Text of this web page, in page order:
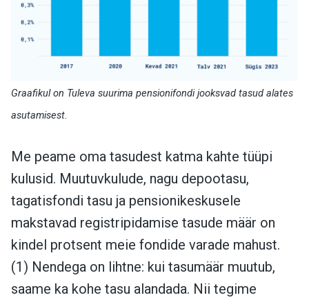
Graafikul on Tuleva suurima pensionifondi jooksvad tasud alates
asutamisest.
Me peame oma tasudest katma kahte tüüpi
kulusid. Muutuvkulude, nagu depootasu,
tagatisfondi tasu ja pensionikeskusele
makstavad registripidamise tasude määr on
kindel protsent meie fondide varade mahust.
(1) Nendega on lihtne: kui tasumäär muutub,
saame ka kohe tasu alandada. Nii tegime